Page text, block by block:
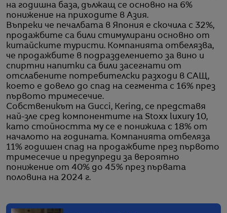
на годишна база, дължащ се основно на 6%
понижение на приходите в Азия.
Въпреки че печалбата в Япония е скочила с 32%,
продажбите са били стимулирани основно от
китайските туристи. Компанията отбелязва,
че продажбите в подразделението за вино и
спиртни напитки са били засегнати от
отслабените потребителски разходи в САЩ,
което е довело до спад на сегмента с 16% през
първото тримесечие.
Собственикът на Gucci, Kering, се представя
най-зле сред компонентите на Stoxx luxury 10,
като стойността му се е понижила с 18% от
началото на годината. Компанията отбеляза
11% годишен спад на продажбите през първото
тримесечие и предупреди за вероятно
понижение от 40% до 45% през първата
половина на 2024 г.